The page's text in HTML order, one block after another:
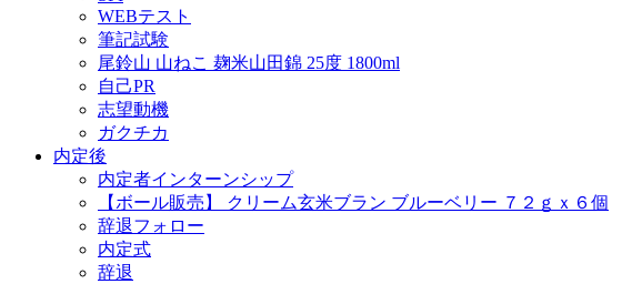
WEBテスト
筆記試験
尾鈴山 山ねこ 麹米山田錦 25度 1800ml
自己PR
志望動機
ガクチカ
内定後
内定者インターンシップ
【ボール販売】 クリーム玄米ブラン ブルーベリー ７２ｇｘ６個
辞退フォロー
内定式
辞退